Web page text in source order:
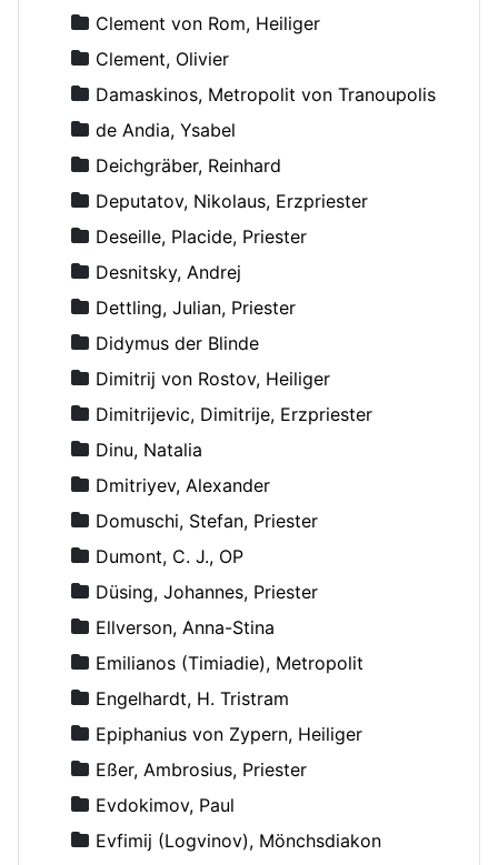
Clement von Rom, Heiliger
Clement, Olivier
Damaskinos, Metropolit von Tranoupolis
de Andia, Ysabel
Deichgräber, Reinhard
Deputatov, Nikolaus, Erzpriester
Deseille, Placide, Priester
Desnitsky, Andrej
Dettling, Julian, Priester
Didymus der Blinde
Dimitrij von Rostov, Heiliger
Dimitrijevic, Dimitrije, Erzpriester
Dinu, Natalia
Dmitriyev, Alexander
Domuschi, Stefan, Priester
Dumont, C. J., OP
Düsing, Johannes, Priester
Ellverson, Anna-Stina
Emilianos (Timiadie), Metropolit
Engelhardt, H. Tristram
Epiphanius von Zypern, Heiliger
Eßer, Ambrosius, Priester
Evdokimov, Paul
Evfimij (Logvinov), Mönchsdiakon